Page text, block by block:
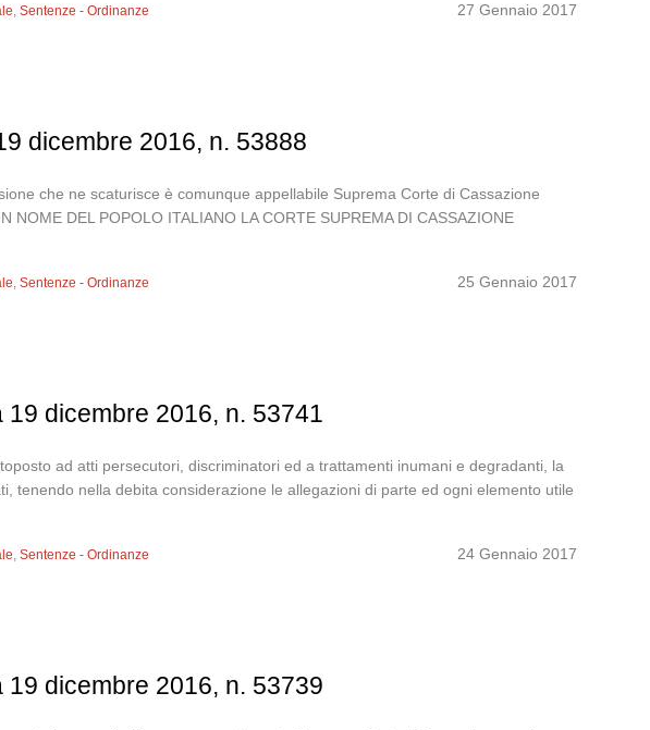
27 Gennaio 2017
,Sentenze - Ordinanze
dicembre 2016, n. 53888
che ne scaturisce è comunque appellabile Suprema Corte di Cassazione
DEL POPOLO ITALIANO LA CORTE SUPREMA DI CASSAZIONE
25 Gennaio 2017
,Sentenze - Ordinanze
dicembre 2016, n. 53741
ad atti persecutori, discriminatori ed a trattamenti inumani e degradanti, la
tenendo nella debita considerazione le allegazioni di parte ed ogni elemento utile
24 Gennaio 2017
,Sentenze - Ordinanze
dicembre 2016, n. 53739